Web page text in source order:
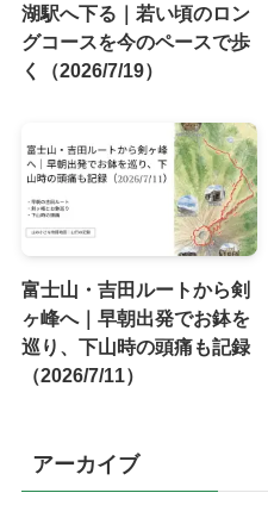
湖駅へ下る｜若い頃のロン
グコースを今のペースで歩
く（2026/7/19）
富士山・吉田ルートから剣
ヶ峰へ｜早朝出発でお鉢を
巡り、下山時の頭痛も記録
（2026/7/11）
アーカイブ